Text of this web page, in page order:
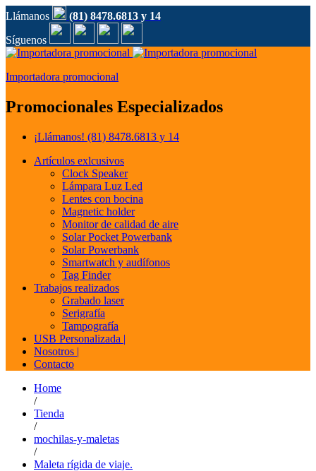
Llámanos
(81) 8478.6813 y 14
Síguenos
Importadora promocional
Promocionales Especializados
¡Llámanos! (81) 8478.6813 y 14
Artículos exlcusivos
Clock Speaker
Lámpara Luz Led
Lentes con bocina
Magnetic holder
Monitor de calidad de aire
Solar Pocket Powerbank
Solar Powerbank
Smartwatch y audífonos
Tag Finder
Trabajos realizados
Grabado laser
Serigrafía
Tampografía
USB Personalizada |
Nosotros |
Contacto
Home
/
Tienda
/
mochilas-y-maletas
/
Maleta rígida de viaje.